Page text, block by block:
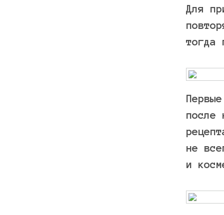
Для
тогда
после
не
и